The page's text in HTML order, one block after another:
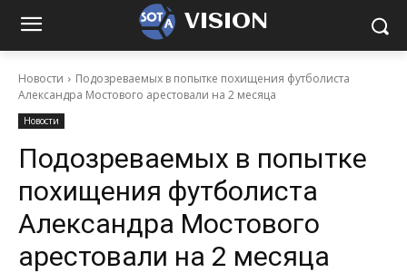
VISION
Новости
Подозреваемых в попытке похищения футболиста
Александра Мостового арестовали на 2 месяца
Новости
Подозреваемых в попытке
похищения футболиста
Александра Мостового
арестовали на 2 месяца